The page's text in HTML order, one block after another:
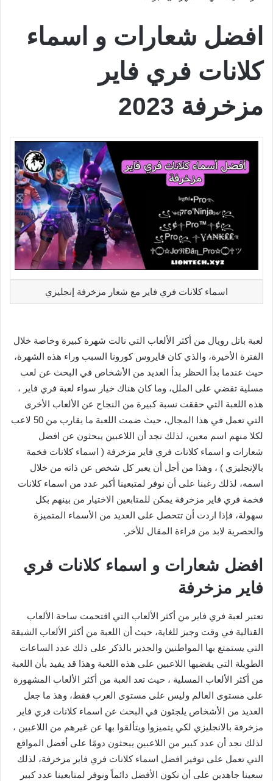
افضل شعارات و اسماء
كلانات فري فاير
مزخرفة 2023
اسماء كلانات فري فاير مع شعار مزخرفة إنجليزي
لعبة باتل رويال من أكثر الألعاب التي نالت شهرة كبيرة وخاصة خلال
الفترة الأخيرة، والذي كان فايروس كورونا السبب وراء هذه الشهرة،
حيث عندما بدأ الحظر بدأ العديد من الأشخاص في البحث عن لعب
مسلية تقضي على الملل، وما كان هناك خيار سواء لعبة فري فاير ،
هذه اللعبة التي حققت نسبة كبيرة من النجاح عن الألعاب الأخرى
التي تعمل في هذا المجال، حيث ضمت اللعبة ما يقارب من 50 لاعب
لكلا منهم اسم معين، لذلك نجد أن اللاعبين يبحثون عن افضل
شعارات و اسماء كلانات فري فاير مزخرفة ( اسماء كلانات فخمة
بالإنجليزي ) ، وهذا من أجل أن يعبر كل شخص عن ذاته من خلال
اسمه، لذلك رغبنا على أن نوفر لمتبعينا أكبر عدد من اسماء كلانات
فخمة فري فاير مزخرفة يمكن للمتابعين الاختيار من بينهم بكل
سهولة، فإذا اردت أن تتحصل على العديد من الأسماء المتميزة
والحصرية لابد من قراءة المقال للأخر.
افضل شعارات و اسماء كلانات فري
فاير مزخرفة
تعتبر لعبة فري فاير من أكثر الألعاب التي اقتحمت ساحة الألعاب
القتالية في وقت وجيز للغاية، حيث أن اللعبة من أكثر الألعاب الشيقة
التي يستمتع بها المواطنين والجدير بالذكر على ذلك عدد الساعات
الطويلة التي يقضيها اللاعبين على هذه اللعبة وهذا قد يفيد بأن اللعبة
من أكثر الألعاب المسلية ، حيث تعد العبة من أكثر الألعاب المشهورة
على مستوى العالم وليس على مستوى العرب فقط، وهذ ما جعل
العديد من الأشخاص يلجئون في البحث عن اسماء كلانات فري فاير
مزخرفة بالانجليزي لكي يتميزوا ويتألقوا بها عن غيرهم من اللاعبين ،
لذلك نجد أن عدد كبير من اللاعبين يبحثون دومًا على أفضل المواقع
التي تعمل على توفير افضل اسماء كلانات فري فاير مزخرفة، لذلك
سعينا جاهدين على أن نكون الأفضل دائماً ونوفر لمتابعينا عدد كبير